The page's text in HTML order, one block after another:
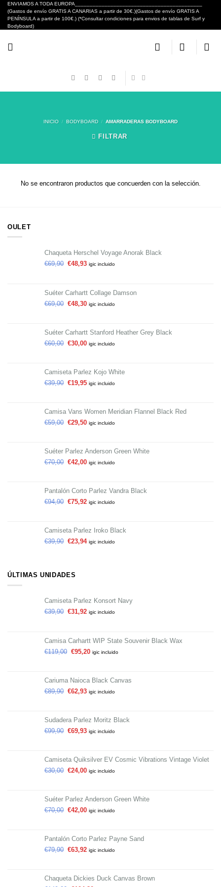
Skip
content
ENVIAMOS A TODA EUROPA___________________________________________
(Gastos de envío GRATIS A CANARIAS a partir de 30€.)(Gastos de envío GRATIS A
PENÍNSULA a partir de 100€.) (*Consultar condiciones para envios de tablas de Surf y
Bodyboard)
INICIO / BODYBOARD / AMARRADERAS BODYBOARD
FILTRAR
No se encontraron productos que concuerden con la selección.
OULET
Chaqueta Herschel Voyage Anorak Black
€69,90 €48,93 igic incluido
Suéter Carhartt Collage Damson
€69,00 €48,30 igic incluido
Suéter Carhartt Stanford Heather Grey Black
€60,00 €30,00 igic incluido
Camiseta Parlez Kojo White
€39,90 €19,95 igic incluido
Camisa Vans Women Meridian Flannel Black Red
€59,00 €29,50 igic incluido
Suéter Parlez Anderson Green White
€70,00 €42,00 igic incluido
Pantalón Corto Parlez Vandra Black
€94,90 €75,92 igic incluido
Camiseta Parlez Iroko Black
€39,90 €23,94 igic incluido
ÚLTIMAS UNIDADES
Camiseta Parlez Konsort Navy
€39,90 €31,92 igic incluido
Camisa Carhartt WIP State Souvenir Black Wax
€119,00 €95,20 igic incluido
Cariuma Naioca Black Canvas
€89,90 €62,93 igic incluido
Sudadera Parlez Moritz Black
€99,90 €69,93 igic incluido
Camiseta Quiksilver EV Cosmic Vibrations Vintage Violet
€30,00 €24,00 igic incluido
Suéter Parlez Anderson Green White
€70,00 €42,00 igic incluido
Pantalón Corto Parlez Payne Sand
€79,90 €63,92 igic incluido
Chaqueta Dickies Duck Canvas Brown